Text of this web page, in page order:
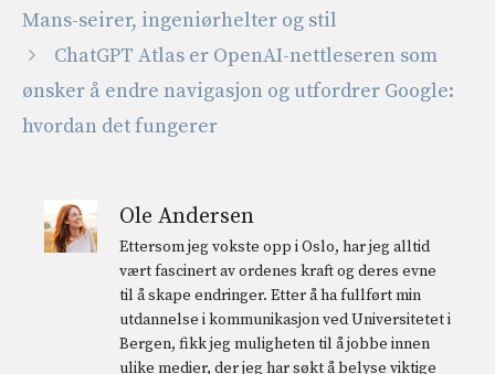
Mans-seirer, ingeniørhelter og stil
ChatGPT Atlas er OpenAI-nettleseren som
ønsker å endre navigasjon og utfordrer Google:
hvordan det fungerer
Ole Andersen
Ettersom jeg vokste opp i Oslo, har jeg alltid
vært fascinert av ordenes kraft og deres evne
til å skape endringer. Etter å ha fullført min
utdannelse i kommunikasjon ved Universitetet i
Bergen, fikk jeg muligheten til å jobbe innen
ulike medier, der jeg har søkt å belyse viktige